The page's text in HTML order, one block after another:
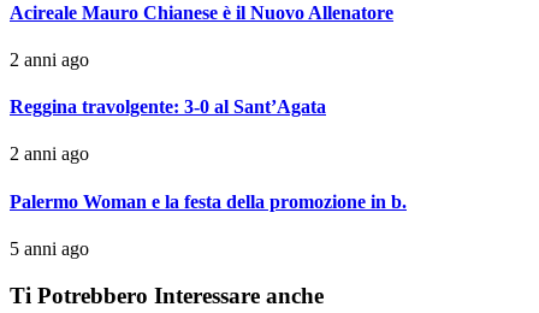
Acireale Mauro Chianese è il Nuovo Allenatore
2 anni ago
Reggina travolgente: 3-0 al Sant’Agata
2 anni ago
Palermo Woman e la festa della promozione in b.
5 anni ago
Ti Potrebbero Interessare anche